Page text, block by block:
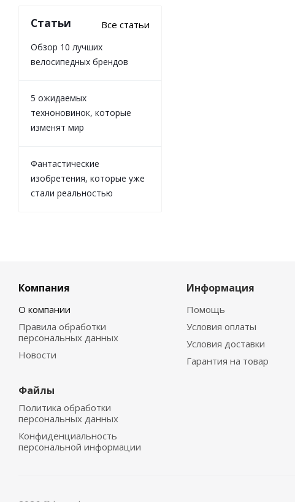
Статьи Все статьи
Обзор 10 лучших
велосипедных брендов
5 ожидаемых
техноновинок, которые
изменят мир
Фантастические
изобретения, которые уже
стали реальностью
Компания
О компании
Правила обработки
персональных данных
Новости
Файлы
Политика обработки
персональных данных
Конфиденциальность
персональной информации
Информация
Помощь
Условия оплаты
Условия доставки
Гарантия на товар